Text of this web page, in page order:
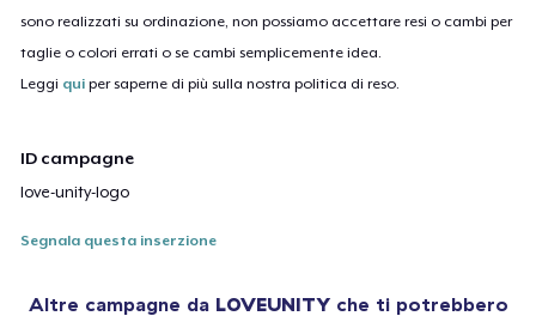
sono realizzati su ordinazione, non possiamo accettare resi o cambi per
taglie o colori errati o se cambi semplicemente idea.
Leggi qui per saperne di più sulla nostra politica di reso.
ID campagne
love-unity-logo
Segnala questa inserzione
Altre campagne da LOVEUNITYche ti potrebbero